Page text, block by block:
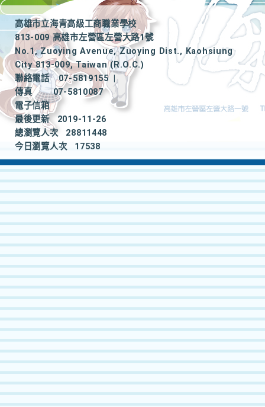
高雄市立海青高級工商職業學校
813-009 高雄市左營區左營大路1號
No.1, Zuoying Avenue, Zuoying Dist., Kaohsiung
City 813-009, Taiwan (R.O.C.)
聯絡電話
07-5819155
|
傳真
07-5810087
電子信箱
最後更新
2019-11-26
總瀏覽人次
28811448
今日瀏覽人次
17538